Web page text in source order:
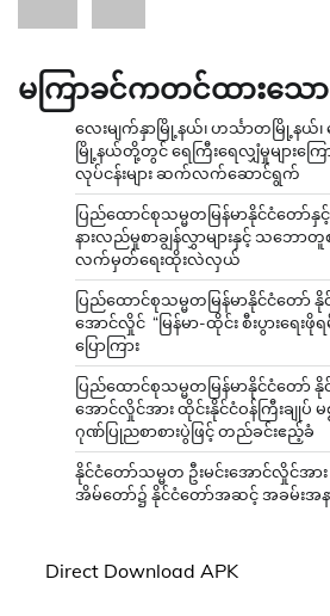
မကြာခင်ကတင်ထားသော
လေးမျက်နှာမြို့နယ်၊ ဟင်္သာတမြို့နယ်
မြို့နယ်တို့တွင် ရေကြီးရေလျှံမှုများ
လုပ်ငန်းများ ဆက်လက်ဆောင်ရွက်
ပြည်ထောင်စုသမ္မတမြန်မာနိုင်ငံတော်
နားလည်မှုစာချွန်လွှာများနှင့် သဘောတူ
လက်မှတ်ရေးထိုးလဲလှယ်
ပြည်ထောင်စုသမ္မတမြန်မာနိုင်ငံတော်
အောင်လှိုင် “မြန်မာ-ထိုင်း စီးပွားရေး
ပြောကြား
ပြည်ထောင်စုသမ္မတမြန်မာနိုင်ငံတော် နို
အောင်လှိုင်အား ထိုင်းနိုင်ငံဝန်ကြီးချုပ်
ဂုဏ်ပြုညစာစားပွဲဖြင့် တည်ခင်းဧည့်ခံ
နိုင်ငံတော်သမ္မတ ဦးမင်းအောင်လှိုင်အာ
အိမ်တော်၌ နိုင်ငံတော်အဆင့် အခမ်းအန
Direct Download APK